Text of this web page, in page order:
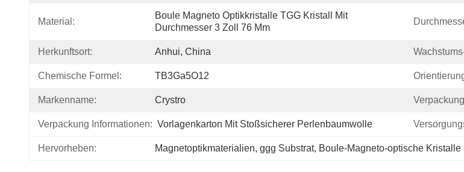
Material:
Boule Magneto Optikkristalle TGG Kristall Mit
Durchmesser 3 Zoll 76 Mm
Herkunftsort: Anhui, China
Chemische Formel: TB3Ga5O12
Markenname: Crystro
Verpackung Informationen: Vorlagenkarton Mit Stoßsicherer Perlenbaumwolle
Hervorheben: Magnetoptikmaterialien, ggg Substrat, Boule-Magneto-optische Kristalle